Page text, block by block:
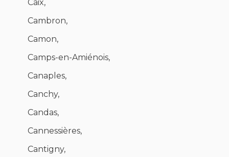
Caix,
Cambron,
Camon,
Camps-en-Amiénois,
Canaples,
Canchy,
Candas,
Cannessières,
Cantigny,